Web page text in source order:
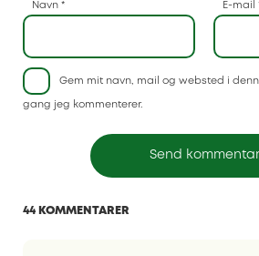
Navn * E-mail
Gem mit navn, mail og websted i
gang jeg kommenterer.
44 KOMMENTARER